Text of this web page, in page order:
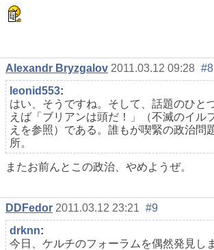
Alexandr Bryzgalov 2011.03.12 09:28 #8
leonid553:
はい、そうですね。そして、話題のひと
えば「ブリアンは頭だ！」（不滅のイル
えを参照）である。誰もが喫緊の政治問
所。
またお前んとこの政治、やめようぜ。
DDFedor 2011.03.12 23:21 #9
drknn:
今日、ケルチのフォーラムを偶然発見し